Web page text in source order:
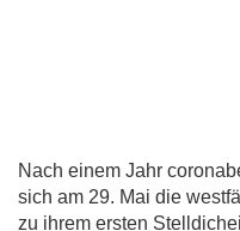
Nach einem Jahr
sich am 29. Mai die
zu ihrem ersten